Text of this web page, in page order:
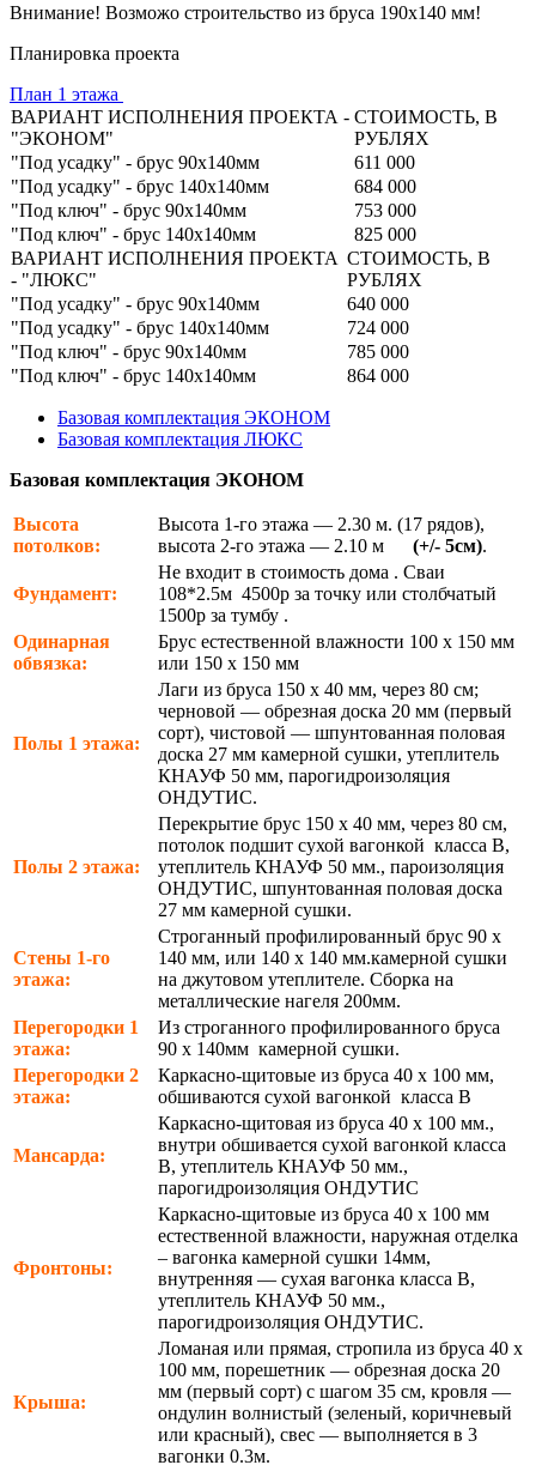
Внимание! Возможо строительство из бруса 190х140 мм!
Планировка проекта
План 1 этажа
ВАРИАНТ ИСПОЛНЕНИЯ ПРОЕКТА -
"ЭКОНОМ"
СТОИМОСТЬ, В
РУБЛЯХ
"Под усадку" - брус 90х140мм
611 000
"Под усадку" - брус 140х140мм
684 000
"Под ключ" - брус 90х140мм
753 000
"Под ключ" - брус 140х140мм
825 000
ВАРИАНТ ИСПОЛНЕНИЯ ПРОЕКТА
- "ЛЮКС"
СТОИМОСТЬ, В
РУБЛЯХ
"Под усадку" - брус 90х140мм
640 000
"Под усадку" - брус 140х140мм
724 000
"Под ключ" - брус 90х140мм
785 000
"Под ключ" - брус 140х140мм
864 000
Базовая комплектация ЭКОНОМ
Базовая комплектация ЛЮКС
Базовая комплектация ЭКОНОМ
Высота
потолков:
Высота 1-го этажа — 2.30 м. (17 рядов),
высота 2-го этажа — 2.10 м (+/- 5см).
Фундамент:
Не входит в стоимость дома . Сваи
108*2.5м 4500р за точку или столбчатый
1500р за тумбу .
Одинарная
обвязка:
Брус естественной влажности 100 х 150 мм
или 150 х 150 мм
Полы 1 этажа:
Лаги из бруса 150 х 40 мм, через 80 см;
черновой — обрезная доска 20 мм (первый
сорт), чистовой — шпунтованная половая
доска 27 мм камерной сушки, утеплитель
КНАУФ 50 мм, парогидроизоляция
ОНДУТИС.
Полы 2 этажа:
Перекрытие брус 150 х 40 мм, через 80 см,
потолок подшит сухой вагонкой класса В,
утеплитель КНАУФ 50 мм., пароизоляция
ОНДУТИС, шпунтованная половая доска
27 мм камерной сушки.
Стены 1-го
этажа:
Строганный профилированный брус 90 х
140 мм, или 140 х 140 мм.камерной сушки
на джутовом утеплителе. Сборка на
металлические нагеля 200мм.
Перегородки 1
этажа:
Из строганного профилированного бруса
90 х 140мм камерной сушки.
Перегородки 2
этажа:
Каркасно-щитовые из бруса 40 х 100 мм,
обшиваются сухой вагонкой класса В
Мансарда:
Каркасно-щитовая из бруса 40 х 100 мм.,
внутри обшивается сухой вагонкой класса
В, утеплитель КНАУФ 50 мм.,
парогидроизоляция ОНДУТИС
Фронтоны:
Каркасно-щитовые из бруса 40 х 100 мм
естественной влажности, наружная отделка
– вагонка камерной сушки 14мм,
внутренняя — сухая вагонка класса В,
утеплитель КНАУФ 50 мм.,
парогидроизоляция ОНДУТИС.
Крыша:
Ломаная или прямая, стропила из бруса 40 х
100 мм, порешетник — обрезная доска 20
мм (первый сорт) с шагом 35 см, кровля —
ондулин волнистый (зеленый, коричневый
или красный), свес — выполняется в 3
вагонки 0.3м.